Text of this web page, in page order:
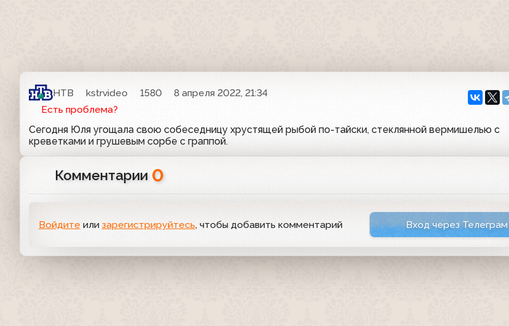
НТВ kstrvideo 1580
8 апреля 2022, 21:34
Есть проблема?
Сегодня Юля угощала свою собеседницу хрустящей рыбой по-тайски, стеклянной вермишелью с
креветками и грушевым сорбе с граппой.
Комментарии 0
Войдите или зарегистрируйтесь, чтобы добавить комментарий Вход через Телеграм